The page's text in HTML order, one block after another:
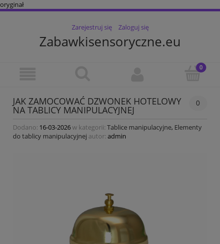
oryginał
Zarejestruj się Zaloguj się
Zabawkisensoryczne.eu
JAK ZAMOCOWAĆ DZWONEK HOTELOWY
NA TABLICY MANIPULACYJNEJ
0
Dodano: 16-03-2026w kategorii: Tablice manipulacyjne, Elementy
do tablicy manipulacyjnej autor: admin